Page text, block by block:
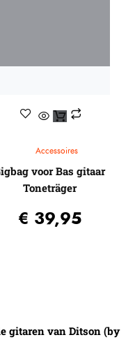
Accessoires
voor Bas gitaar
Toneträger
€ 39,95
gitaren van Ditson (by